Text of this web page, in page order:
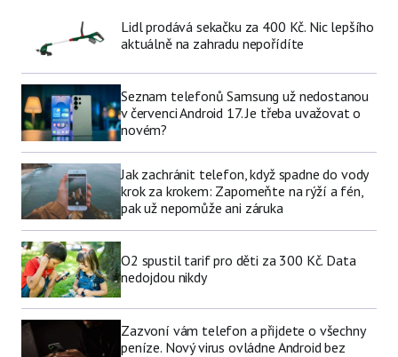
Lidl prodává sekačku za 400 Kč. Nic lepšího
aktuálně na zahradu nepořídíte
Seznam telefonů Samsung už nedostanou
v červenci Android 17. Je třeba uvažovat o
novém?
Jak zachránit telefon, když spadne do vody
krok za krokem: Zapomeňte na rýží a fén,
pak už nepomůže ani záruka
O2 spustil tarif pro děti za 300 Kč. Data
nedojdou nikdy
Zazvoní vám telefon a přijdete o všechny
peníze. Nový virus ovládne Android bez